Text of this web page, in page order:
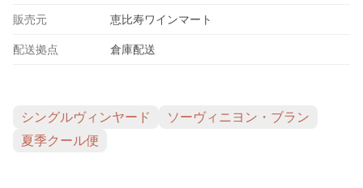
販売元 恵比寿ワインマート
配送拠点 倉庫配送
シングルヴィンヤード
ソーヴィニヨン・ブラン
夏季クール便